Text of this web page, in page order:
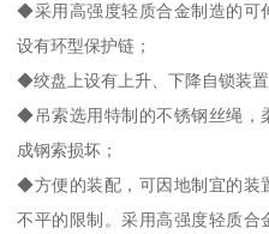
◆采用高强度轻质合金制造的可
设有环型保护链；
◆绞盘上设有上升、下降自锁装
◆吊索选用特制的不锈钢丝绳，
成钢索损坏；
◆方便的装配，可因地制宜的装
不平的限制。采用高强度轻质合